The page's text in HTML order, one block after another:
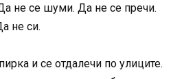
не се шуми. Да не се пречи.
не си.
и се отдалечи по улиците.